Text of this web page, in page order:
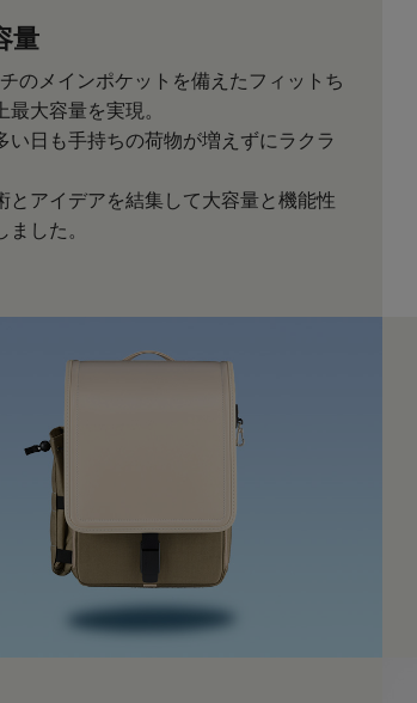
量
のメインポケットを備えたフィットち
最大容量を実現。
い日も手持ちの荷物が増えずにラクラ
とアイデアを結集して大容量と機能性
ました。